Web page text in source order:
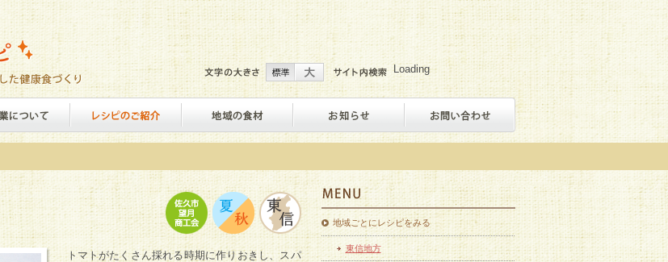
Loading
トマトがたくさん採れる時期に作りおきし、スパ
地域ごとにレシピをみる
東信地方